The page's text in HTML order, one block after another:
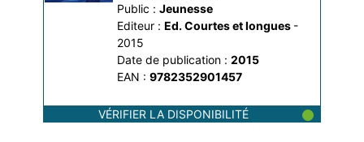
Public : Jeunesse
Editeur : Ed. Courtes et longues -
2015
Date de publication : 2015
EAN : 9782352901457
VÉRIFIER LA DISPONIBILITÉ